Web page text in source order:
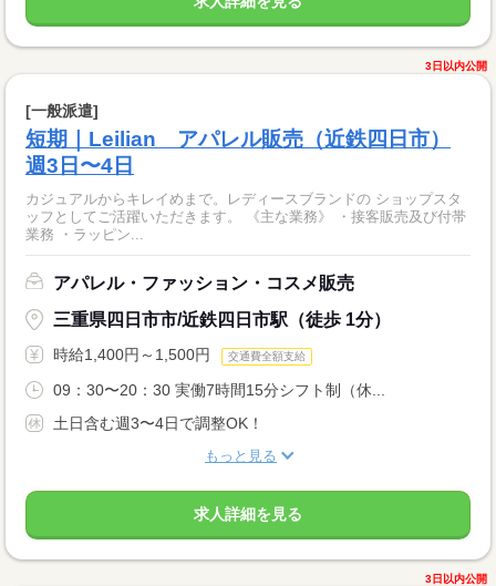
3日以内公開
[一般派遣]
短期｜Leilian アパレル販売（近鉄四日市）
週3日〜4日
カジュアルからキレイめまで。レディースブランドの ショップスタ
ッフとしてご活躍いただきます。 《主な業務》 ・接客販売及び付帯
業務 ・ラッピン...
アパレル・ファッション・コスメ販売
三重県四日市市/近鉄四日市駅（徒歩 1分）
時給1,400円～1,500円 交通費全額支給
09：30〜20：30 実働7時間15分シフト制（休...
土日含む週3〜4日で調整OK！
もっと見る
求人詳細を見る
3日以内公開